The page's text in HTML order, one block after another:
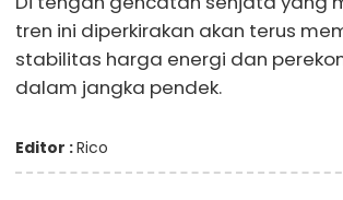
tren ini diperkirakan akan terus
stabilitas harga energi dan
dalam jangka pendek.
Editor :Rico